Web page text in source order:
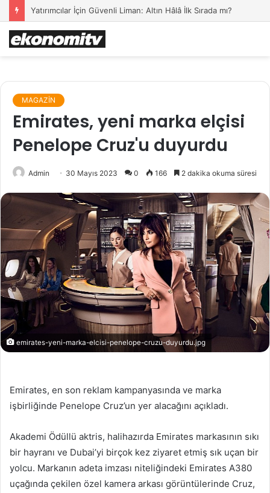
Yatırımcılar İçin Güvenli Liman: Altın Hâlâ İlk Sırada mı?
MAGAZİN
Emirates, yeni marka elçisi
Penelope Cruz'u duyurdu
Admin 30 Mayıs 2023 0 166 2 dakika okuma süresi
emirates-yeni-marka-elcisi-penelope-cruzu-duyurdu.jpg
Emirates, en son reklam kampanyasında ve marka
işbirliğinde Penelope Cruz’un yer alacağını açıkladı.
Akademi Ödüllü aktris, halihazırda Emirates markasının sıkı
bir hayranı ve Dubai’yi birçok kez ziyaret etmiş sık uçan bir
yolcu. Markanın adeta imzası niteliğindeki Emirates A380
uçağında çekilen özel kamera arkası görüntülerinde Cruz,